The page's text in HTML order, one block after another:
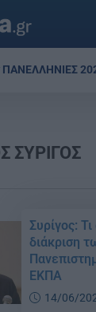
ΠΑΝΕΛΛΗΝΙΕΣ
ΣΥΡΙΓΟΣ
Συρίγος:
διάκριση
ΕΚΠΑ
14/06/